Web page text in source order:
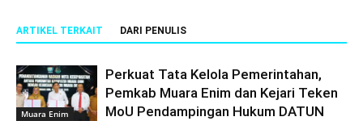
ARTIKEL TERKAIT DARI PENULIS
Muara Enim
Perkuat Tata Kelola Pemerintahan,
Pemkab Muara Enim dan Kejari Teken
MoU Pendampingan Hukum DATUN